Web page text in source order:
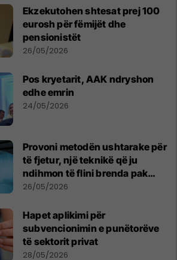
Ekzekutohen shtesat prej 100
eurosh për fëmijët dhe
pensionistët
26/05/2026
Pos kryetarit, AAK ndryshon
edhe emrin
24/05/2026
Provoni metodën ushtarake për
të fjetur, një teknikë që ju
ndihmon të flini brenda pak
minutash
26/05/2026
Hapet aplikimi për
subvencionimin e punëtorëve
të sektorit privat
28/05/2026